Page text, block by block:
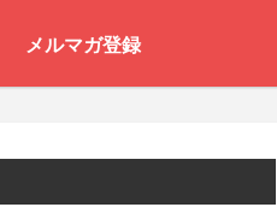
メルマガ登録